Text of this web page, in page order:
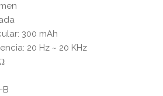
300 mAh
20 Hz ~ 20 KHz
B